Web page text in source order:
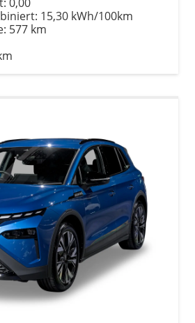
15,30 kWh/100km
577 km